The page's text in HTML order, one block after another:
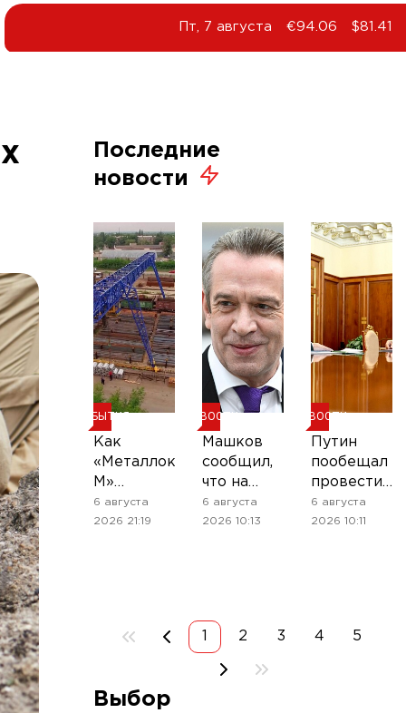
Пт, 7 августа €94.06 $81.41
Последние
новости
СОБЫТИЯ
Как
«Металлокомплект-
М»
повысил
прозрачность
6 августа
2026 21:19
НОВОСТИ
Машков
сообщил,
что на
форуме
объединённых
6 августа
2026 10:13
НОВОСТИ
Путин
пообещал
провести
встречу с
6 августа
2026 10:11
2 3 4 5
Выбор